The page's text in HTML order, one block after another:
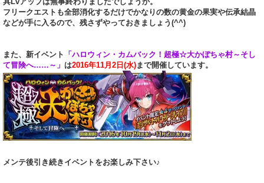
フリークエストも全部消化するだけでかなりの数の黄金の果実や伝承結晶
などが手に入るので、残さずやっておきましょう(^^)
また、新イベント 「ハロウィン・カムバック！超極☆大かぼちゃ村～そし
て冒険へ……～」 は2016年11月2日(水) まで開催しています。
メンテ後引き続きイベントをお楽しみ下さい♪